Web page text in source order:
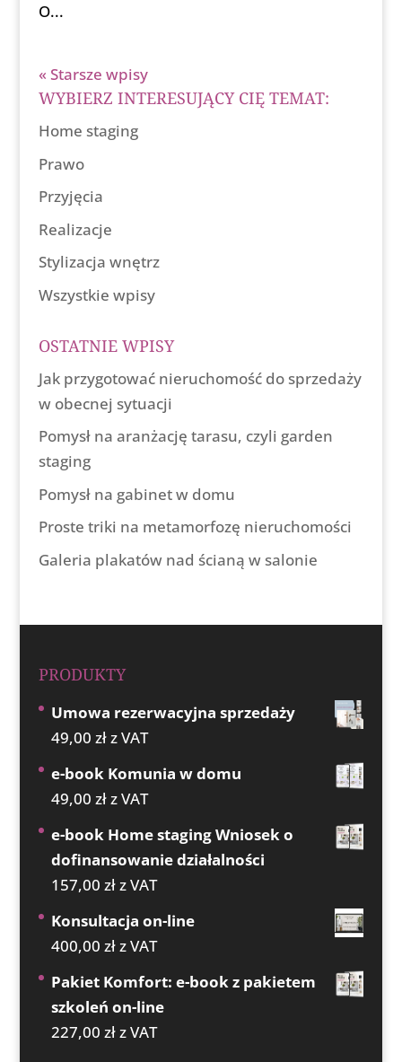
O...
« Starsze wpisy
WYBIERZ INTERESUJĄCY CIĘ TEMAT:
Home staging
Prawo
Przyjęcia
Realizacje
Stylizacja wnętrz
Wszystkie wpisy
OSTATNIE WPISY
Jak przygotować nieruchomość do sprzedaży
w obecnej sytuacji
Pomysł na aranżację tarasu, czyli garden
staging
Pomysł na gabinet w domu
Proste triki na metamorfozę nieruchomości
Galeria plakatów nad ścianą w salonie
PRODUKTY
Umowa rezerwacyjna sprzedaży
49,00 złz VAT
e-book Komunia w domu
49,00 złz VAT
e-book Home staging Wniosek o
dofinansowanie działalności
157,00 złz VAT
Konsultacja on-line
400,00 złz VAT
Pakiet Komfort: e-book z pakietem
szkoleń on-line
227,00 złz VAT